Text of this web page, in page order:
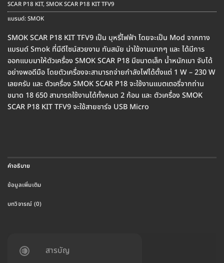
SCAR P18 KIT, SMOK SCAR P18 KIT TFV9
แบรนด์:SMOK
SMOK SCAR P18 KIT TFV9 เป็น บุหรี่ไฟฟ้า โดยจะเป็น Mod จากทาง
แบรนด์ Smok ที่มีดีไซน์สวยงาม ทันสมัย น่าใช้งานมากๆ และ ได้มีการ
ออกแบบมาให้ตัวเครื่อง SMOK SCAR P18 มีขนาดเล็ก น้ำหนักเบา จับได้
อย่างพอดีมือ โดยตัวเครื่องจะสามารถจ่ายกำลังไฟได้ตั้งแต่ 1 W – 230 W
เลยครับ และ ตัวเครื่อง SMOK SCAR P18 จะใช้งานแบตเตอรี่จากถ่าน
ขนาด 18 650 สามารถใช้งานได้ทั้งหมด 2 ก้อน และ ตัวเครื่อง SMOK
SCAR P18 KIT TFV9 จะใช้สายชาร์จ USB Micro
คำอธิบาย
ข้อมูลเพิ่มเติม
บทวิจารณ์ (0)
สารบัญ